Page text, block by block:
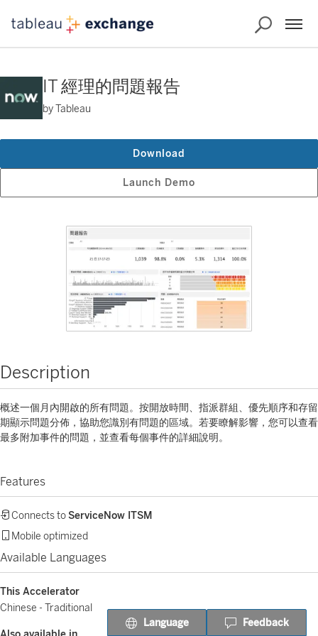
IT 經理的問題報告
by Tableau
Launch Demo
Download
Description
概述一個月內開啟的所有問題。按開放時間、指派群組、優先順序和存留
期顯示問題分佈，協助您識別有問題的區域。若要瞭解影響，您可以查看
最多附加事件的問題，並查看每個事件的詳細說明。
Features
Connects toServiceNow ITSM
Mobile optimized
Available Languages
This Accelerator
Chinese - Traditional
Language Feedback